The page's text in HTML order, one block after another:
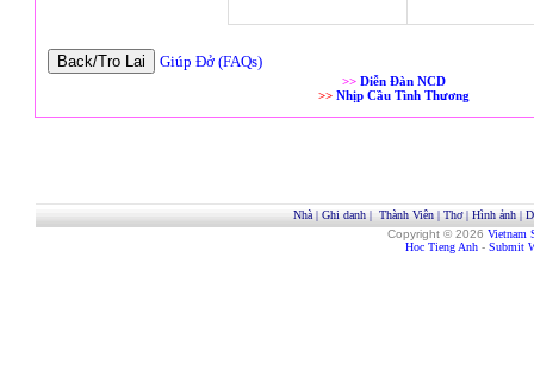
Giúp Đở (FAQs)
>> Diễn Đàn NCD
>> Nhịp Cầu Tình Thương
Nhà| Ghi danh| Thành Viên| Thơ| Hình ảnh|
Copyright © 2026 Vietnam
Hoc Tieng Anh - Submit